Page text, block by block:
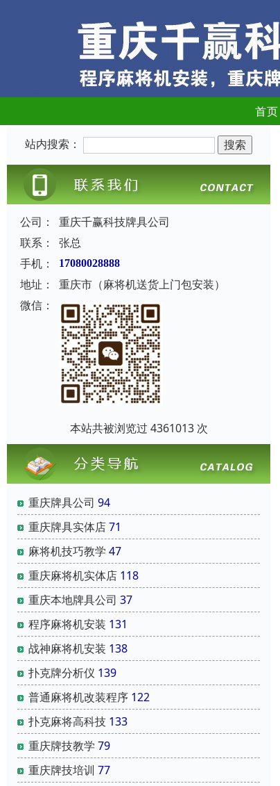
首页
站内搜索：
公司：
重庆千赢科技牌具公司
联系：
张总
手机：
17080028888
地址：
重庆市（麻将机送货上门包安装）
微信：
本站共被浏览过 4361013 次
重庆牌具公司 94
重庆牌具实体店71
麻将机技巧教学 47
重庆麻将机实体店 118
重庆本地牌具公司 37
程序麻将机安装 131
战神麻将机安装 138
扑克牌分析仪 139
普通麻将机改装程序 122
扑克麻将高科技 133
重庆牌技教学 79
重庆牌技培训 77